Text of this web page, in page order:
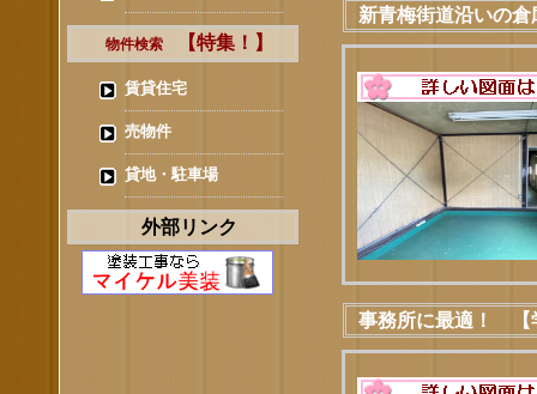
新青梅街道沿いの
事務所に最適！
物件検索 【特集！】
賃貸住宅
売物件
貸地・駐車場
外部リンク